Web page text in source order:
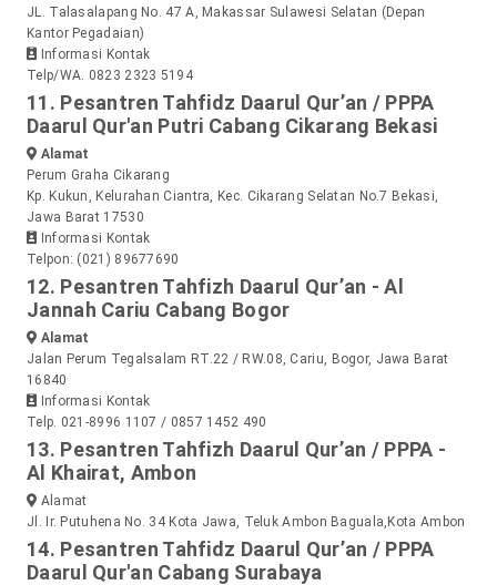
JL. Talasalapang No. 47 A, Makassar Sulawesi Selatan (Depan
Kantor Pegadaian)
Informasi Kontak
Telp/WA. 0823 2323 5194
11. Pesantren Tahfidz Daarul Qur’an / PPPA
Daarul Qur'an Putri Cabang Cikarang Bekasi
Alamat
Perum Graha Cikarang
Kp. Kukun, Kelurahan Ciantra, Kec. Cikarang Selatan No.7 Bekasi,
Jawa Barat 17530
Informasi Kontak
Telpon: (021) 89677690
12. Pesantren Tahfizh Daarul Qur’an - Al
Jannah Cariu Cabang Bogor
Alamat
Jalan Perum Tegalsalam RT.22 / RW.08, Cariu, Bogor, Jawa Barat
16840
Informasi Kontak
Telp. 021-8996 1107 / 0857 1452 490
13. Pesantren Tahfizh Daarul Qur’an / PPPA -
Al Khairat, Ambon
Alamat
Jl. Ir. Putuhena No. 34 Kota Jawa, Teluk Ambon Baguala,Kota Ambon
14. Pesantren Tahfidz Daarul Qur’an / PPPA
Daarul Qur'an Cabang Surabaya